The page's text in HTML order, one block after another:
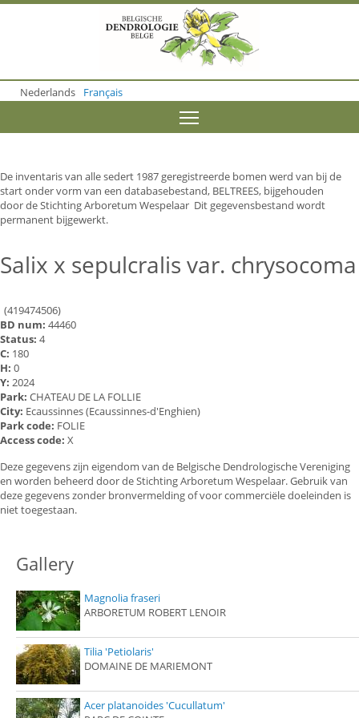
o
m
o
n
t
e
n
Nederlands Français
De inventaris van alle sedert 1987 geregistreerde bomen werd van bij de
start onder vorm van een databasebestand, BELTREES, bijgehouden
door de Stichting Arboretum Wespelaar Dit gegevensbestand wordt
permanent bijgewerkt.
Salix x sepulcralis var. chrysocoma
(419474506)
BD num: 44460
Status: 4
C: 180
H: 0
Y: 2024
Park: CHATEAU DE LA FOLLIE
City: Ecaussinnes (Ecaussinnes-d'Enghien)
Park code: FOLIE
Access code: X
Deze gegevens zijn eigendom van de Belgische Dendrologische Vereniging
en worden beheerd door de Stichting Arboretum Wespelaar. Gebruik van
deze gegevens zonder bronvermelding of voor commerciële doeleinden is
niet toegestaan.
Gallery
Magnolia fraseri
ARBORETUM ROBERT LENOIR
Tilia 'Petiolaris'
DOMAINE DE MARIEMONT
Acer platanoides 'Cucullatum'